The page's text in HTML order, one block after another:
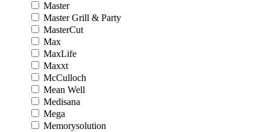
Master
Master Grill & Party
MasterCut
Max
MaxLife
Maxxt
McCulloch
Mean Well
Medisana
Mega
Memorysolution